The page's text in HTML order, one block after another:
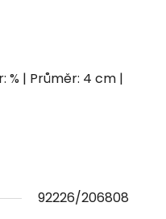
% | Průměr: 4 cm |
92226/206808